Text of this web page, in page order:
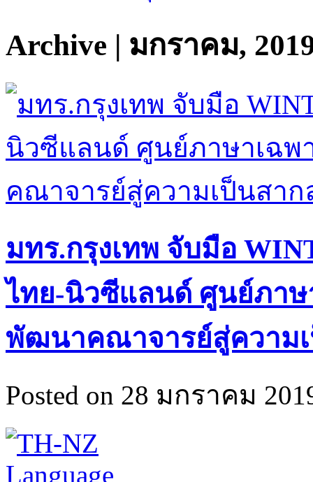
Archive | มกราคม,
มทร.กรุงเทพ จับมือ
ไทย-นิวซีแลนด์ ศูนย์ภาษ
พัฒนาคณาจารย์สู่ความ
Posted on 28 มกราคม